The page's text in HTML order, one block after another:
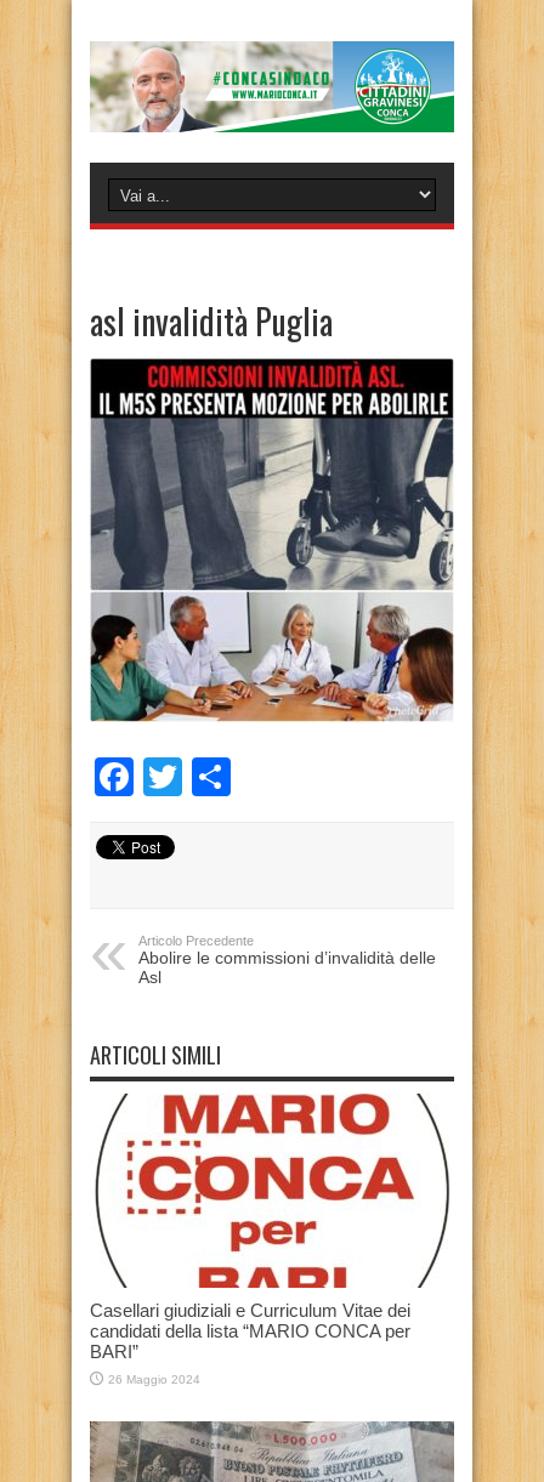
asl invalidità Puglia
Facebook
Twitter
Articolo Precedente
Abolire le commissioni d’invalidità delle
Asl
ARTICOLI SIMILI
Casellari giudiziali e Curriculum Vitae dei
candidati della lista “MARIO CONCA per
BARI”
26 Maggio 2024